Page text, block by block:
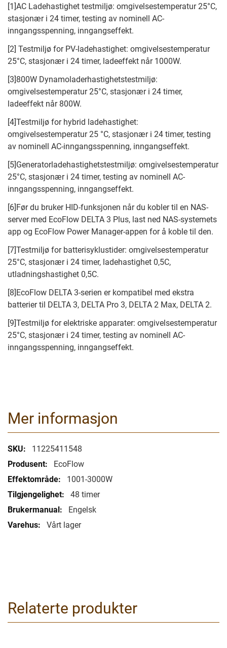
[1]AC Ladehastighet testmiljø: omgivelsestemperatur 25°C,
stasjonær i 24 timer, testing av nominell AC-
inngangsspenning, inngangseffekt.
[2] Testmiljø for PV-ladehastighet: omgivelsestemperatur
25°C, stasjonær i 24 timer, ladeeffekt når 1000W.
[3]800W Dynamoladerhastighetstestmiljø:
omgivelsestemperatur 25°C, stasjonær i 24 timer,
ladeeffekt når 800W.
[4]Testmiljø for hybrid ladehastighet:
omgivelsestemperatur 25 °C, stasjonær i 24 timer, testing
av nominell AC-inngangsspenning, inngangseffekt.
[5]Generatorladehastighetstestmiljø: omgivelsestemperatur
25°C, stasjonær i 24 timer, testing av nominell AC-
inngangsspenning, inngangseffekt.
[6]Før du bruker HID-funksjonen når du kobler til en NAS-
server med EcoFlow DELTA 3 Plus, last ned NAS-systemets
app og EcoFlow Power Manager-appen for å koble til den.
[7]Testmiljø for batterisyklustider: omgivelsestemperatur
25°C, stasjonær i 24 timer, ladehastighet 0,5C,
utladningshastighet 0,5C.
[8]EcoFlow DELTA 3-serien er kompatibel med ekstra
batterier til DELTA 3, DELTA Pro 3, DELTA 2 Max, DELTA 2.
[9]Testmiljø for elektriske apparater: omgivelsestemperatur
25°C, stasjonær i 24 timer, testing av nominell AC-
inngangsspenning, inngangseffekt.
Mer informasjon
Mer
informasjon
11225411548
EcoFlow
1001-3000W
48 timer
Engelsk
Vårt lager
Relaterte produkter